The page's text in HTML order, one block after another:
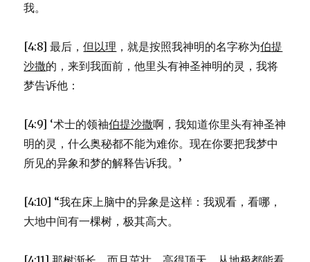
我。
[4:8] 最后，但以理 ，就是按照我神明的名字称为伯提
沙撒的，来到我面前，他里头有神圣神明的灵，我将
梦告诉他：
[4:9] ‘术士的领袖伯提沙撒啊，我知道你里头有神圣神
明的灵，什么奥秘都不能为难你。现在你要把我梦中
所见的异象和梦的解释告诉我。’
[4:10] “我在床上脑中的异象是这样：我观看，看哪，
大地中间有一棵树，极其高大。